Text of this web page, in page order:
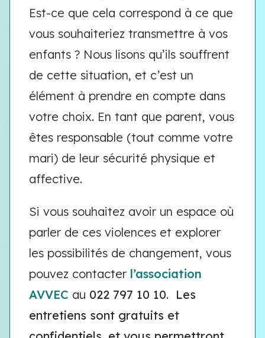
Est-ce que cela correspond à ce que
vous souhaiteriez transmettre à vos
enfants ? Nous lisons qu’ils souffrent
de cette situation, et c’est un
élément à prendre en compte dans
votre choix. En tant que parent, vous
êtes responsable (tout comme votre
mari) de leur sécurité physique et
affective.
Si vous souhaitez avoir un espace où
parler de ces violences et explorer
les possibilités de changement, vous
pouvez contacter l’association
AVVEC au 022 797 10 10. Les
entretiens sont gratuits et